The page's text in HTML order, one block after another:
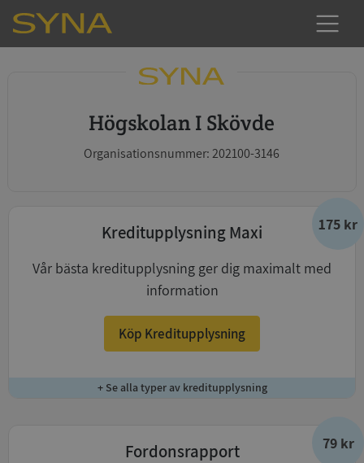
Högskolan I Skövde
Organisationsnummer: 202100-3146
175 kr
Kreditupplysning Maxi
Vår bästa kreditupplysning ger dig maximalt med
information
Köp Kreditupplysning
+ Se alla typer av kreditupplysning
79 kr
Fordonsrapport